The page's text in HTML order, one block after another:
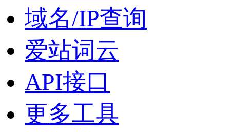
域名/IP查询
爱站词云
API接口
更多工具